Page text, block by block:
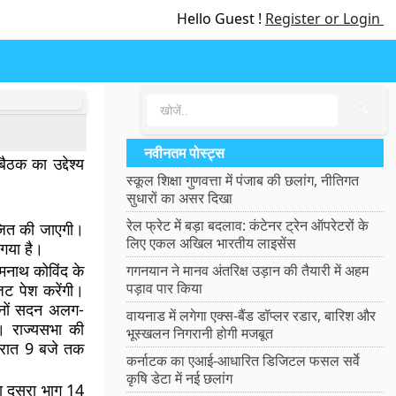
Hello Guest ! Register or Login
का उद्देश्य
की जाएगी।
है।
कोविंद के
पेश करेंगी।
सदन अलग-
की
9 बजे तक
भाग 14
नवीनतम पोस्ट्स
स्कूल शिक्षा गुणवत्ता में पंजाब की छलांग, नीतिगत
सुधारों का असर दिखा
रेल फ्रेट में बड़ा बदलाव: कंटेनर ट्रेन ऑपरेटरों के
लिए एकल अखिल भारतीय लाइसेंस
गगनयान ने मानव अंतरिक्ष उड़ान की तैयारी में अहम
पड़ाव पार किया
वायनाड में लगेगा एक्स-बैंड डॉप्लर रडार, बारिश और
भूस्खलन निगरानी होगी मजबूत
कर्नाटक का एआई-आधारित डिजिटल फसल सर्वे
कृषि डेटा में नई छलांग